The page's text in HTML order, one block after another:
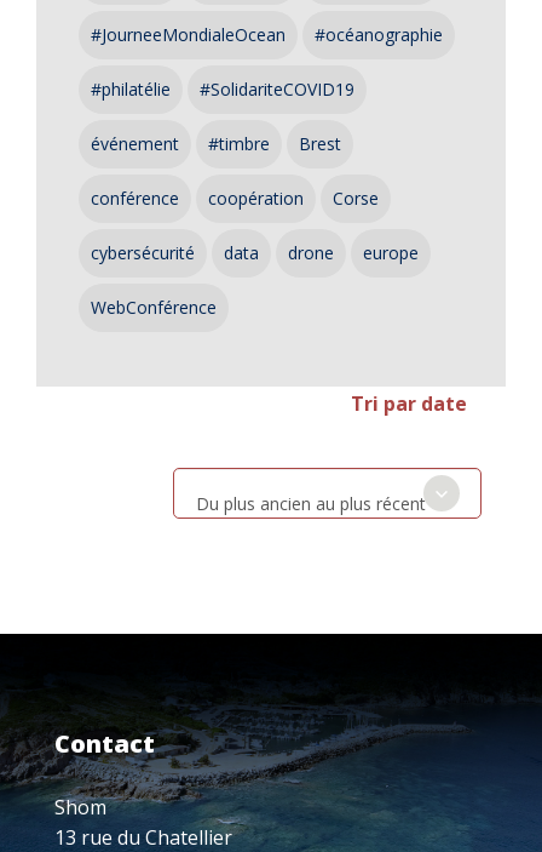
#JourneeMondialeOcean #océanographie
#philatélie #SolidariteCOVID19
événement #timbre Brest
conférence coopération Corse
cybersécurité data drone europe
WebConférence
Tri par date
Du plus ancien au plus récent
Contact
Shom
13 rue du Chatellier